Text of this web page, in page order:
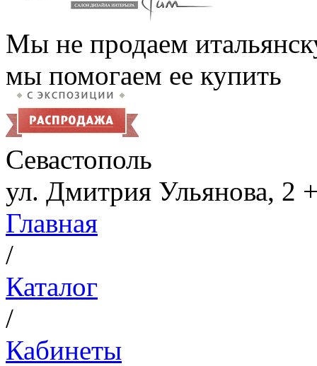
Мы не продаем
мы помогаем ее купить
Севастополь
ул. Дмитрия Ульянова, 2
Главная
/
Каталог
/
Кабинеты